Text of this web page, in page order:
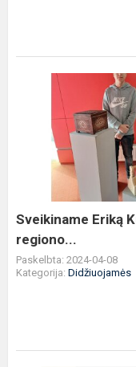
Sveikiname
Kupreščenko,
„Sidabro
vainikėlis“
Sveikiname Eriką
regiono...
Paskelbta: 2024-04-08
Kategorija: Didžiuojamės